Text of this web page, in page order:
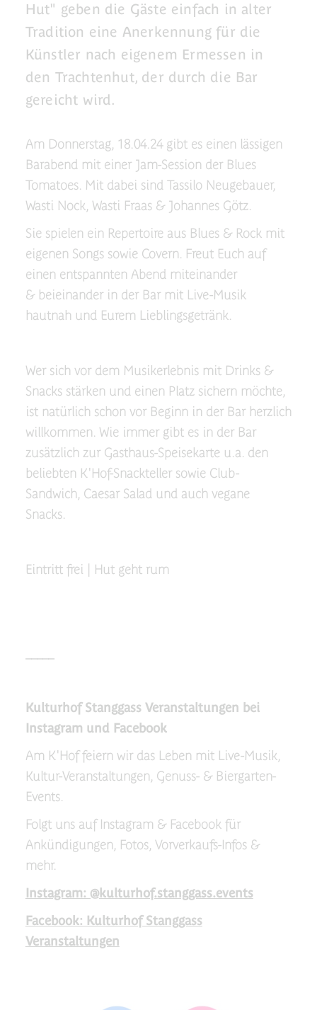
Hut" geben die Gäste einfach in alter
Tradition eine Anerkennung für die
Künstler nach eigenem Ermessen in
den Trachtenhut, der durch die Bar
gereicht wird.
Am Donnerstag, 18.04.24 gibt es einen lässigen
Barabend mit einer Jam-Session der Blues
Tomatoes. Mit dabei sind Tassilo Neugebauer,
Wasti Nock, Wasti Fraas & Johannes Götz.
Sie spielen ein Repertoire aus Blues & Rock mit
eigenen Songs sowie Covern. Freut Euch auf
einen entspannten Abend miteinander
& beieinander in der Bar mit Live-Musik
hautnah und Eurem Lieblingsgetränk.
Wer sich vor dem Musikerlebnis mit Drinks &
Snacks stärken und einen Platz sichern möchte,
ist natürlich schon vor Beginn in der Bar herzlich
willkommen. Wie immer gibt es in der Bar
zusätzlich zur Gasthaus-Speisekarte u.a. den
beliebten K'Hof-Snackteller sowie Club-
Sandwich, Caesar Salad und auch vegane
Snacks.
Eintritt frei | Hut geht rum
Kulturhof Stanggass Veranstaltungen bei
Instagram und Facebook
Am K'Hof feiern wir das Leben mit Live-Musik,
Kultur-Veranstaltungen, Genuss- & Biergarten-
Events.
Folgt uns auf Instagram & Facebook für
Ankündigungen, Fotos, Vorverkaufs-Infos &
mehr.
Instagram: @kulturhof.stanggass.events
Facebook: Kulturhof Stanggass
Veranstaltungen